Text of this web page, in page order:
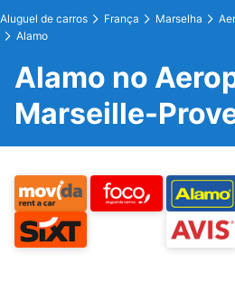
Aluguel de carros França Marselha
Alamo
Alamo no
Marseille-